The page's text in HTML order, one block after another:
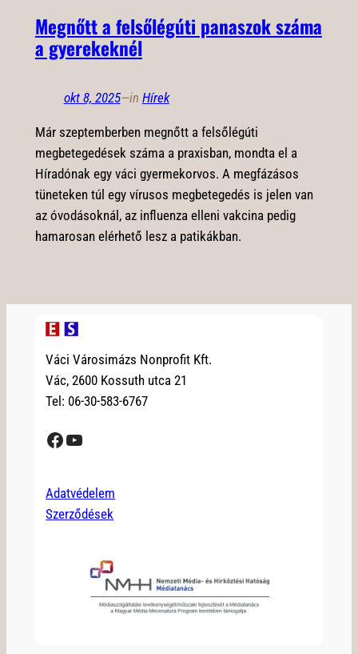
Megnőtt a felsőlégúti panaszok száma
a gyerekeknél
okt 8, 2025—in Hírek
Már szeptemberben megnőtt a felsőlégúti
megbetegedések száma a praxisban, mondta el a
Híradónak egy váci gyermekorvos. A megfázásos
tüneteken túl egy vírusos megbetegedés is jelen van
az óvodásoknál, az influenza elleni vakcina pedig
hamarosan elérhető lesz a patikákban.
Váci Városimázs Nonprofit Kft.
Vác, 2600 Kossuth utca 21
Tel: 06-30-583-6767
Facebook YouTube
Adatvédelem
Szerződések